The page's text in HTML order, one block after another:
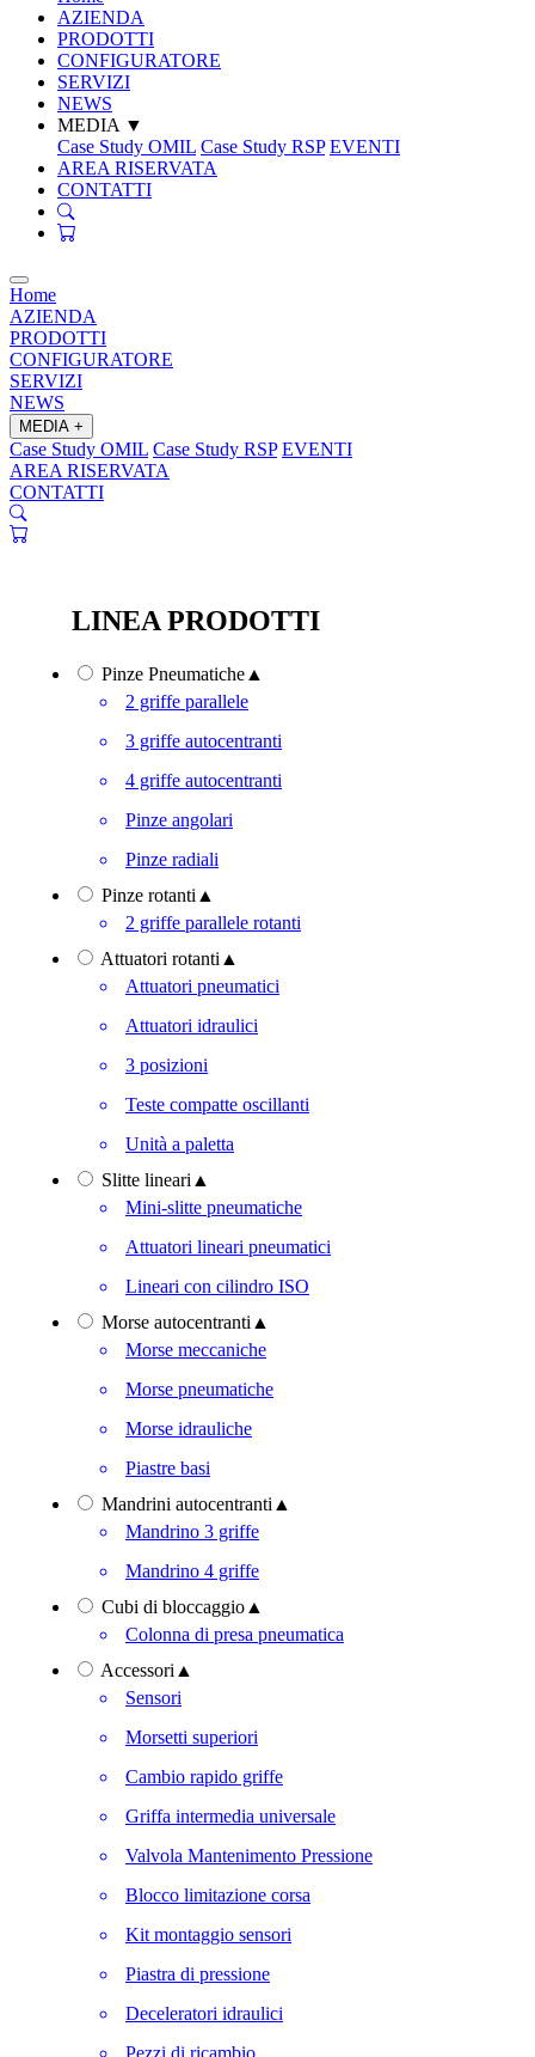
AZIENDA
PRODOTTI
CONFIGURATORE
SERVIZI
NEWS
MEDIA ▼
Case Study OMIL Case Study RSP EVENTI
AREA RISERVATA
CONTATTI
Home
AZIENDA
PRODOTTI
CONFIGURATORE
SERVIZI
NEWS
MEDIA +
Case Study OMIL Case Study RSP EVENTI
AREA RISERVATA
CONTATTI
LINEA PRODOTTI
Pinze Pneumatiche ▲
2 griffe parallele
3 griffe autocentranti
4 griffe autocentranti
Pinze angolari
Pinze radiali
Pinze rotanti ▲
2 griffe parallele rotanti
Attuatori rotanti ▲
Attuatori pneumatici
Attuatori idraulici
3 posizioni
Teste compatte oscillanti
Unità a paletta
Slitte lineari ▲
Mini-slitte pneumatiche
Attuatori lineari pneumatici
Lineari con cilindro ISO
Morse autocentranti ▲
Morse meccaniche
Morse pneumatiche
Morse idrauliche
Piastre basi
Mandrini autocentranti ▲
Mandrino 3 griffe
Mandrino 4 griffe
Cubi di bloccaggio ▲
Colonna di presa pneumatica
Accessori ▲
Sensori
Morsetti superiori
Cambio rapido griffe
Griffa intermedia universale
Valvola Mantenimento Pressione
Blocco limitazione corsa
Kit montaggio sensori
Piastra di pressione
Deceleratori idraulici
Pezzi di ricambio